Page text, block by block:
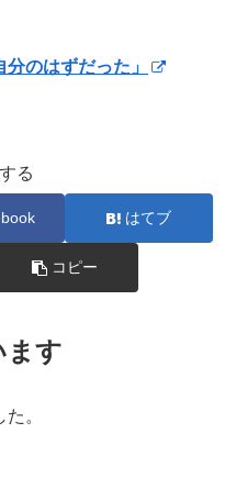
のはずだった」
る
はてブ
コピー
ます
。